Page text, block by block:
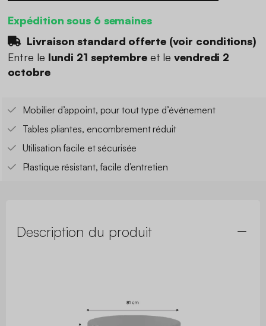
Expédition sous 6 semaines
Livraison standard offerte (voir conditions)
Entre le lundi 21 septembreet levendredi 2
octobre
Mobilier d’appoint, pour tout type d’événement
Tables pliantes, encombrement réduit
Utilisation facile et sécurisée
Plastique résistant, facile d’entretien
Description du produit